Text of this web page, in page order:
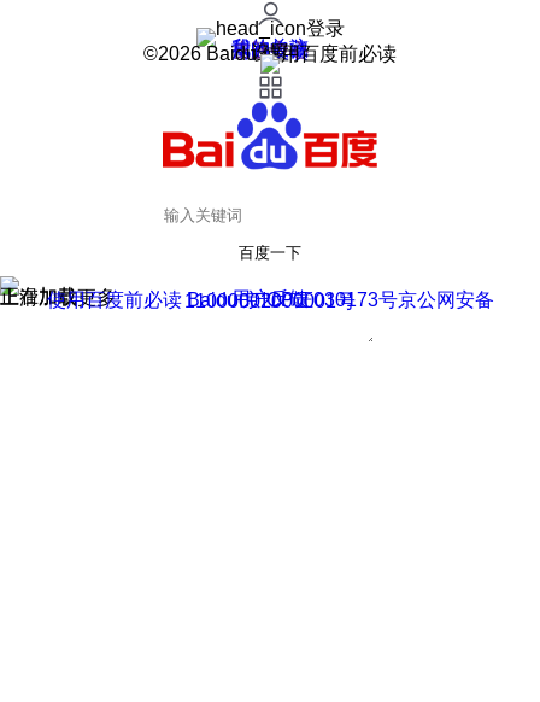
登录
我的关注
我的收藏
皮肤中心
用户反馈
设置
©2026 Baidu 使用百度前必读
百度一下
正在加载
上滑加载更多 用户反馈
使用百度前必读 Baidu 京ICP证030173号
京公网安备11000002000001号